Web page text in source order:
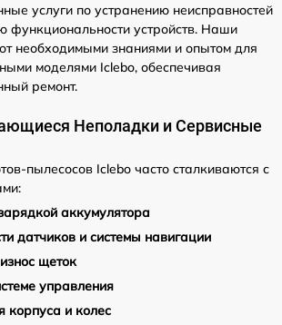
услуги по устранению неисправностей
функциональности устройств. Наши
необходимыми знаниями и опытом для
моделями Iclebo, обеспечивая
ремонт.
Неполадки и Сервисные
пылесосов Iclebo часто сталкиваются с
аккумулятора
датчиков и системы навигации
щеток
управления
корпуса и колес